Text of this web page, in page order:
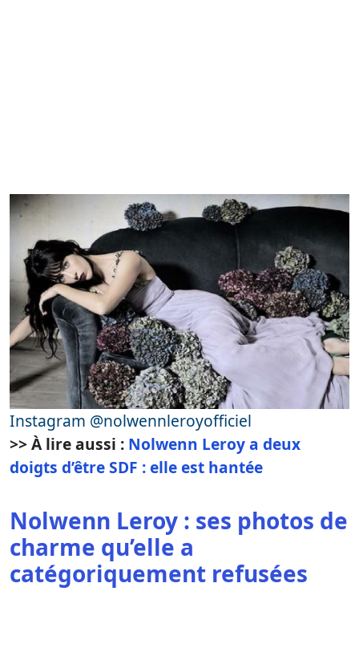
Instagram @nolwennleroyofficiel
>> À lire aussi : Nolwenn Leroy a deux
doigts d’être SDF : elle est hantée
Nolwenn Leroy : ses photos de
charme qu’elle a
catégoriquement refusées